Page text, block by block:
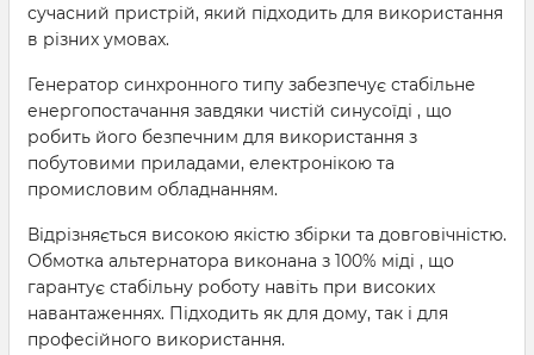
сучасний пристрій, який підходить для використання
в різних умовах.
Генератор синхронного типу забезпечує стабільне
енергопостачання завдяки чистій синусоїді , що
робить його безпечним для використання з
побутовими приладами, електронікою та
промисловим обладнанням.
Відрізняється високою якістю збірки та довговічністю.
Обмотка альтернатора виконана з 100% міді , що
гарантує стабільну роботу навіть при високих
навантаженнях. Підходить як для дому, так і для
професійного використання.